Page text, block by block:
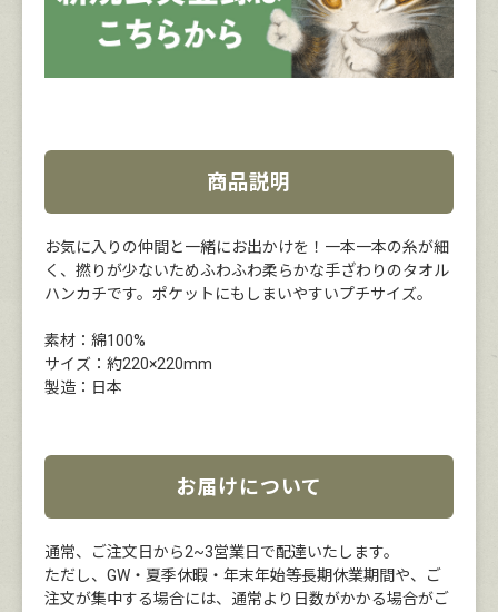
商品説明
お気に入りの仲間と一緒にお出かけを！一本一本の糸が細
く、撚りが少ないためふわふわ柔らかな手ざわりのタオル
ハンカチです。ポケットにもしまいやすいプチサイズ。
素材：綿100%
サイズ：約220×220mm
製造：日本
お届けについて
通常、ご注文日から2~3営業日で配達いたします。
ただし、GW・夏季休暇・年末年始等長期休業期間や、ご
注文が集中する場合には、通常より日数がかかる場合がご